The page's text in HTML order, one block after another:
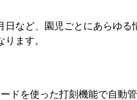
日など、園児ごとにあらゆ
ます。
ドを使った打刻機能で自動